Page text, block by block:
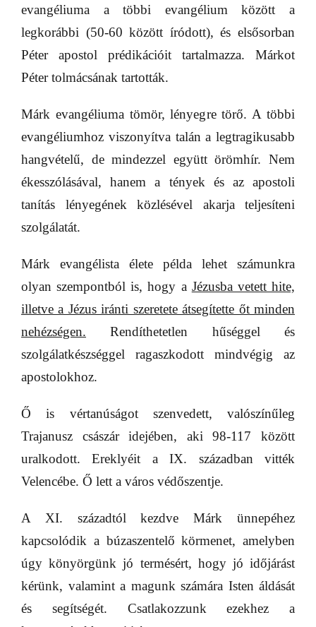
evangéliuma a többi evangélium között a
legkorábbi (50-60 között íródott), és elsősorban
Péter apostol prédikációit tartalmazza. Márkot
Péter tolmácsának tartották.
Márk evangéliuma tömör, lényegre törő. A többi
evangéliumhoz viszonyítva talán a legtragikusabb
hangvételű, de mindezzel együtt örömhír. Nem
ékesszólásával, hanem a tények és az apostoli
tanítás lényegének közlésével akarja teljesíteni
szolgálatát.
Márk evangélista élete példa lehet számunkra
olyan szempontból is, hogy a Jézusba vetett hite,
illetve a Jézus iránti szeretete átsegítette őt minden
nehézségen. Rendíthetetlen hűséggel és
szolgálatkészséggel ragaszkodott mindvégig az
apostolokhoz.
Ő is vértanúságot szenvedett, valószínűleg
Trajanusz császár idejében, aki 98-117 között
uralkodott. Ereklyéit a IX. században vitték
Velencébe. Ő lett a város védőszentje.
A XI. századtól kezdve Márk ünnepéhez
kapcsolódik a búzaszentelő körmenet, amelyben
úgy könyörgünk jó termésért, hogy jó időjárást
kérünk, valamint a magunk számára Isten áldását
és segítségét. Csatlakozzunk ezekhez a